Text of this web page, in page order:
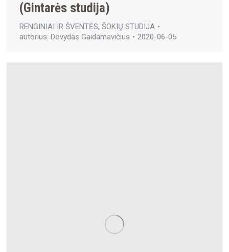
(Gintarės studija)
RENGINIAI IR ŠVENTĖS, ŠOKIŲ STUDIJA
autorius: Dovydas Gaidamavičius 2020-06-05